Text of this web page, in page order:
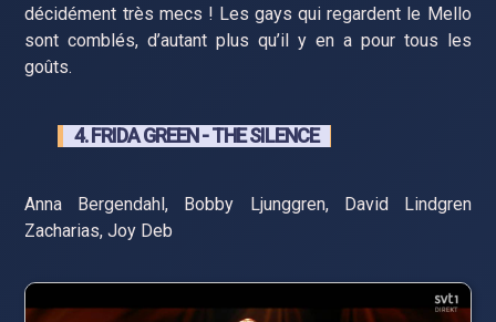
décidément très mecs ! Les gays qui regardent le Mello
sont comblés, d’autant plus qu’il y en a pour tous les
goûts.
4. FRIDA GREEN - THE SILENCE
Anna Bergendahl, Bobby Ljunggren, David Lindgren
Zacharias, Joy Deb